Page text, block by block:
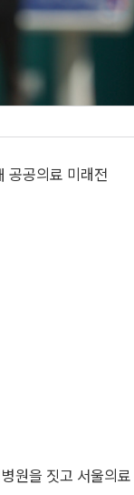
공공의료 미래전
원을 짓고 서울의료